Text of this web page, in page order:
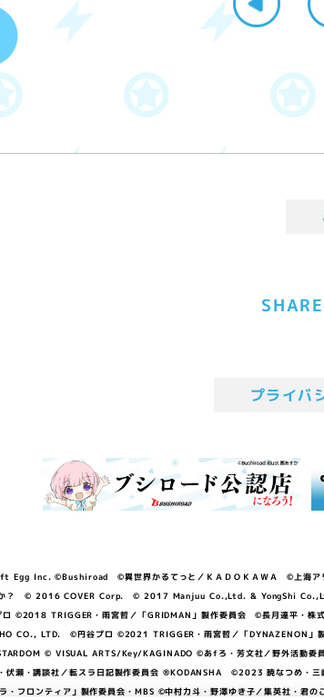
SHARE
プライバ
Egg Inc. ©Bushiroad ©異世界かるてっと／ＫＡＤＯＫＡＷＡ ©上
すか？ © 2016 COVER Corp. © 2017 Manjuu Co.,Ltd. &
TRIGGER・雨宮哲／「GRIDMAN」製作委員会 ©長月達平・株
LTD. ©円谷プロ ©2021 TRIGGER・雨宮哲／「DYNAZENON」製
© VISUAL ARTS/Key/KAGINADO ©あfろ・芳文社／野外活動
瀬・講談社／転スラ日記製作委員会 ®KODANSHA ©2023 暁なつめ
・フロンティア」製作委員会・MBS ©中村力斗・野澤ゆき子／集英社